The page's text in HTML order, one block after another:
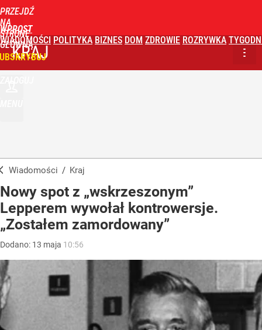
PRZEJDŹ
NA
STRONĘ
GŁÓWNĄ
WPROST
WIADOMOŚCI POLITYKA BIZNES DOM ZDROWIE ROZRYWKA
KRAJ
Wiadomości / Kraj
Nowy spot z „wskrzeszonym”
Lepperem wywołał kontrowersje.
„Zostałem zamordowany”
Dodano: 13 maja 10:56